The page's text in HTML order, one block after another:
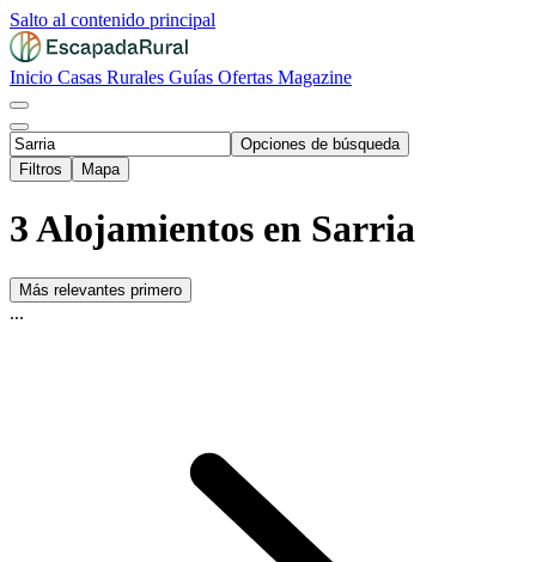
Salto al contenido principal
Inicio Casas Rurales Guías Ofertas Magazine
Opciones de búsqueda
Filtros
Mapa
3 Alojamientos en Sarria
Más relevantes primero
...